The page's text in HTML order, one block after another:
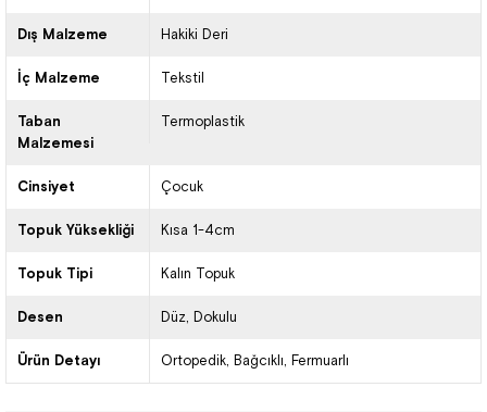
Dış Malzeme Hakiki Deri
İç Malzeme Tekstil
Taban
Malzemesi
Termoplastik
Cinsiyet Çocuk
Topuk Yüksekliği Kısa 1-4cm
Topuk Tipi Kalın Topuk
Desen Düz Dokulu
Ürün Detayı Ortopedik Bağcıklı Fermuarlı